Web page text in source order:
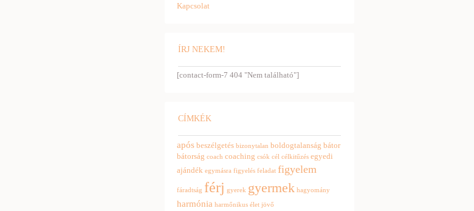
Kapcsolat
ÍRJ NEKEM!
[contact-form-7 404 "Nem található"]
CÍMKÉK
após beszélgetés bizonytalan boldogtalanság bátor
bátorság coach coaching csók cél célkitűzés egyedi
ajándék egymásra figyelés feladat figyelem
fáradtság férj gyerek gyermek hagyomány
harmónia harmőnikus élet jövő